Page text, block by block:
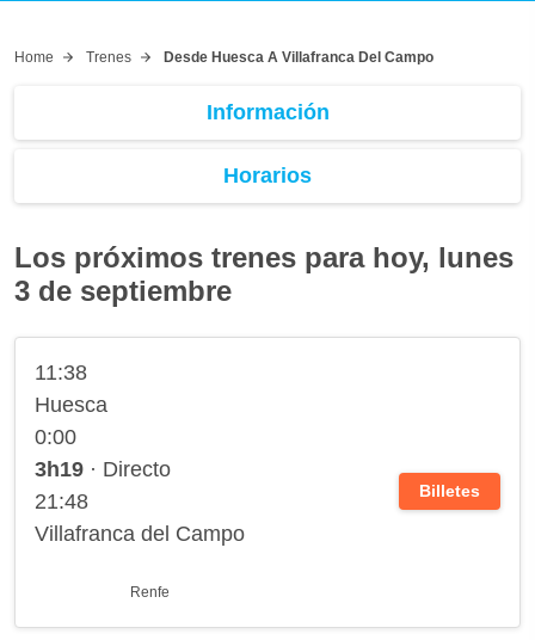
Home Trenes Desde Huesca A Villafranca Del Campo
Información
Horarios
Los próximos trenes para hoy, lunes
3 de septiembre
11:38
Huesca
0:00
3h19 · Directo
21:48
Villafranca del Campo
Renfe
Billetes